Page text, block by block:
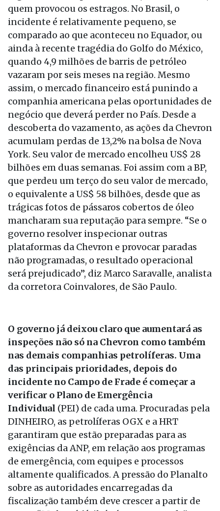
quem provocou os estragos. No Brasil, o
incidente é relativamente pequeno, se
comparado ao que aconteceu no Equador, ou
ainda à recente tragédia do Golfo do México,
quando 4,9 milhões de barris de petróleo
vazaram por seis meses na região. Mesmo
assim, o mercado financeiro está punindo a
companhia americana pelas oportunidades de
negócio que deverá perder no País. Desde a
descoberta do vazamento, as ações da Chevron
acumulam perdas de 13,2% na bolsa de Nova
York. Seu valor de mercado encolheu US$ 28
bilhões em duas semanas. Foi assim com a BP,
que perdeu um terço do seu valor de mercado,
o equivalente a US$ 58 bilhões, desde que as
trágicas fotos de pássaros cobertos de óleo
mancharam sua reputação para sempre. “Se o
governo resolver inspecionar outras
plataformas da Chevron e provocar paradas
não programadas, o resultado operacional
será prejudicado”, diz Marco Saravalle, analista
da corretora Coinvalores, de São Paulo.
O governo já deixou claro que aumentará as
inspeções não só na Chevron como também
nas demais companhias petrolíferas. Uma
das principais prioridades, depois do
incidente no Campo de Frade é começar a
verificar o Plano de Emergência
Individual (PEI) de cada uma. Procuradas pela
DINHEIRO, as petrolíferas OGX e a HRT
garantiram que estão preparadas para as
exigências da ANP, em relação aos programas
de emergência, com equipes e processos
altamente qualificados. A pressão do Planalto
sobre as autoridades encarregadas da
fiscalização também deve crescer a partir de